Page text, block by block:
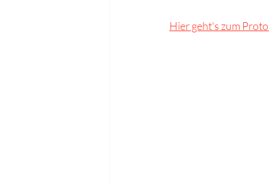
Hier geht's zum